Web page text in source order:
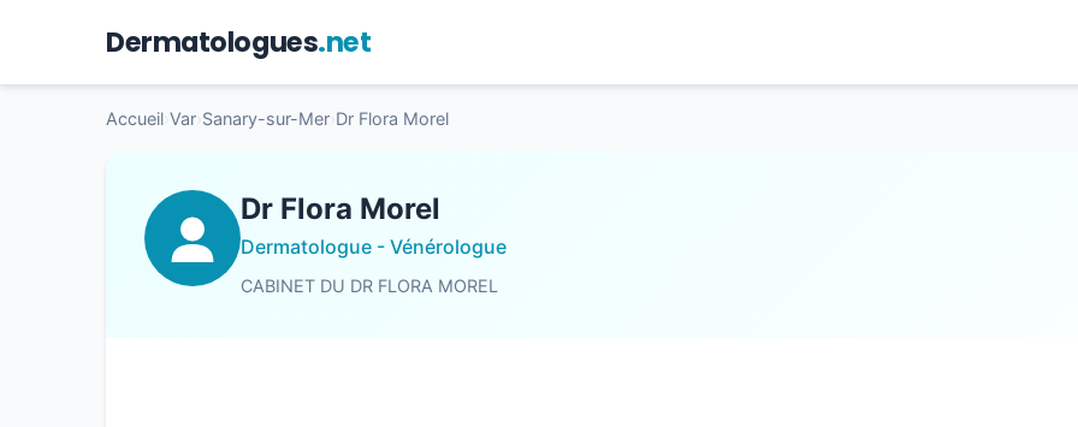
Dermatologues.net
Accueil Var Sanary-sur-Mer Dr Flora Morel
Dr Flora Morel
Dermatologue - Vénérologue
CABINET DU DR FLORA MOREL